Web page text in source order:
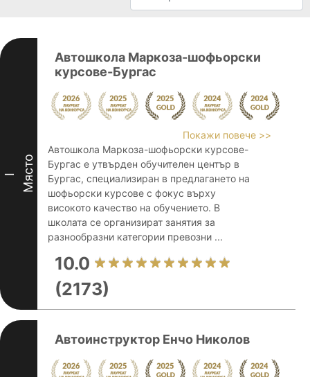
I Място
Автошкола Маркоза-шофьорски
курсове-Бургас
Покажи повече >>
Автошкола Маркоза-шофьорски курсове-
Бургас е утвърден обучителен център в
Бургас, специализиран в предлагането на
шофьорски курсове с фокус върху
високото качество на обучението. В
школата се организират занятия за
разнообразни категории превозни ...
10.0
(2173)
Автоинструктор Енчо Николов